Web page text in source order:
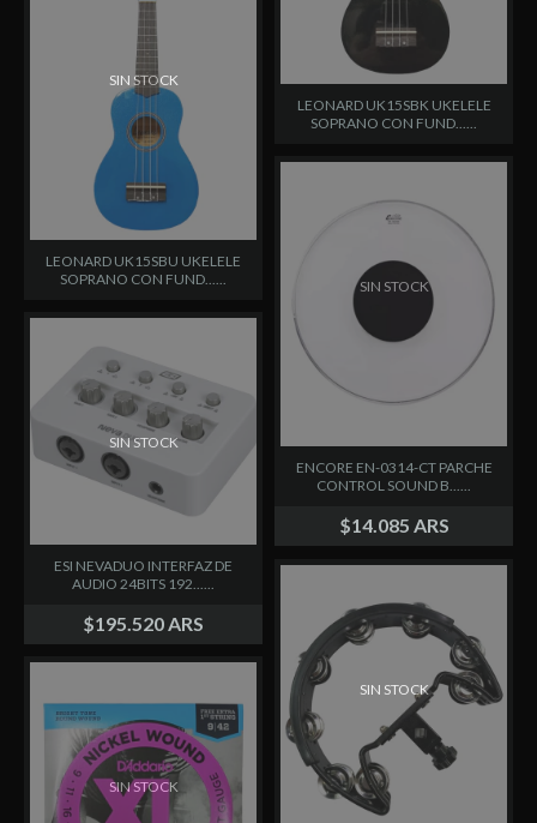
SIN STOCK
LEONARD UK15SBU UKELELE
SOPRANO CON FUND......
LEONARD UK15SBK UKELELE
SOPRANO CON FUND......
SIN STOCK
ESI NEVADUO INTERFAZ DE
AUDIO 24BITS 192......
$195.520 ARS
SIN STOCK
ENCORE EN-0314-CT PARCHE
CONTROL SOUND B......
$14.085 ARS
SIN STOCK
SIN STOCK